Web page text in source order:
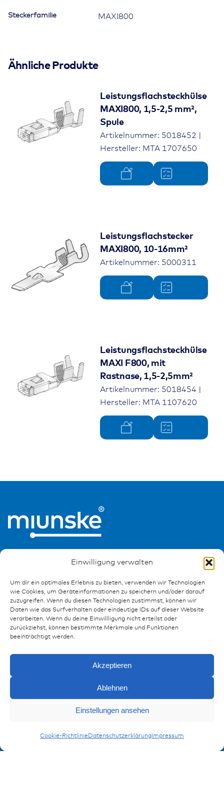
Einwilligung verwalten
Um dir ein optimales Erlebnis zu bieten, verwenden wir Technologien
wie Cookies, um Geräteinformationen zu speichern und/oder darauf
zuzugreifen. Wenn du diesen Technologien zustimmst, können wir
Daten wie das Surfverhalten oder eindeutige IDs auf dieser Website
verarbeiten. Wenn du deine Einwillligung nicht erteilst oder
zurückziehst, können bestimmte Merkmale und Funktionen
beeinträchtigt werden.
Akzeptieren
Ablehnen
Einstellungen ansehen
Cookie-Richtlinie Datenschutzerklärung Impressum
Leistungsflachsteckkontakte 800
Steckerfamilie MAXI800
Ähnliche Produkte
Leistungsflachsteckhülse
MAXI800, 1,5-2,5 mm²,
Spule
Artikelnummer: 5018452 |
Hersteller: MTA 1707650
Leistungsflachstecker
MAXI800, 10-16mm²
Artikelnummer: 5000311
Leistungsflachsteckhülse
MAXI F800, mit
Rastnase, 1,5-2,5mm²
Artikelnummer: 5018454 |
Hersteller: MTA 1107620
Ressourcen
Publikationen
Referenzen
Impressum
FAQ